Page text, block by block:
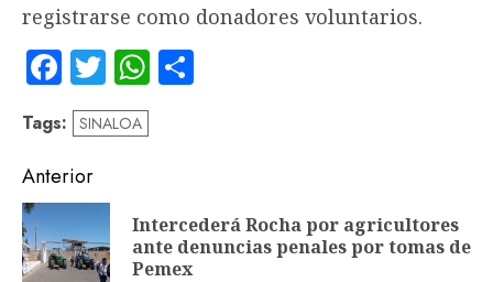
registrarse como donadores voluntarios.
Facebook
TwitterWhatsApp
Tags: SINALOA
Navegación
de
entradas
Anterior
Intercederá Rocha por agricultores
ante denuncias penales por tomas de
Pemex